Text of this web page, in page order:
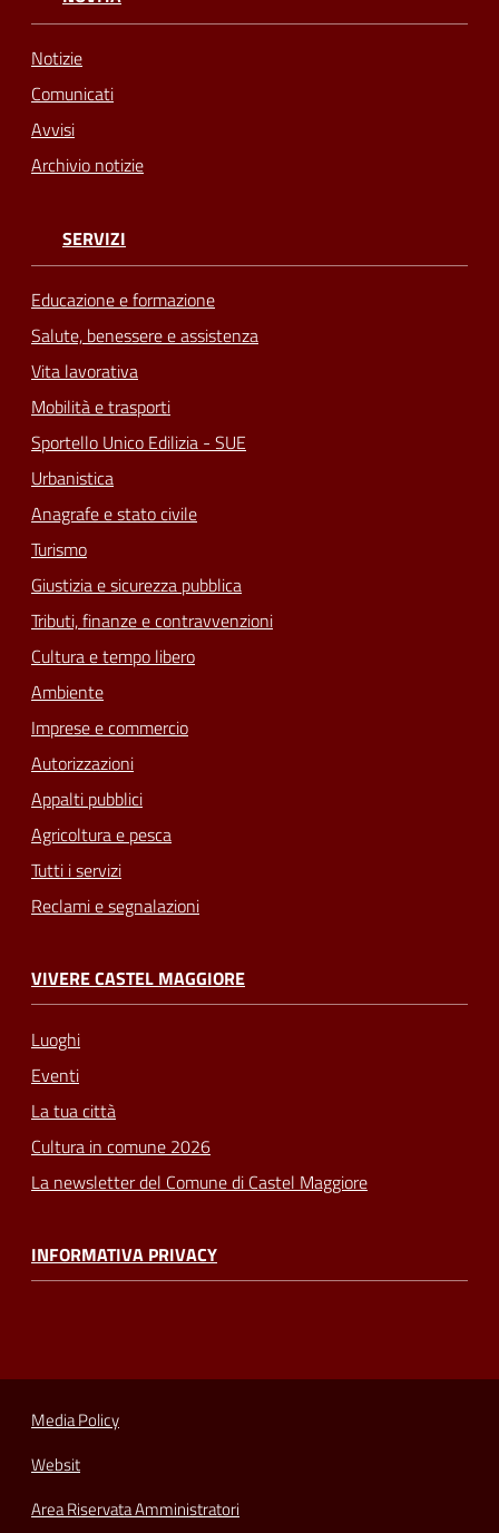
Notizie
Comunicati
Avvisi
Archivio notizie
SERVIZI
Educazione e formazione
Salute, benessere e assistenza
Vita lavorativa
Mobilità e trasporti
Sportello Unico Edilizia - SUE
Urbanistica
Anagrafe e stato civile
Turismo
Giustizia e sicurezza pubblica
Tributi, finanze e contravvenzioni
Cultura e tempo libero
Ambiente
Imprese e commercio
Autorizzazioni
Appalti pubblici
Agricoltura e pesca
Tutti i servizi
Reclami e segnalazioni
VIVERE CASTEL MAGGIORE
Luoghi
Eventi
La tua città
Cultura in comune 2026
La newsletter del Comune di Castel Maggiore
INFORMATIVA PRIVACY
Media Policy
Websit
Area Riservata Amministratori